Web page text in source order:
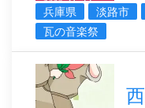
兵庫県 淡路市
瓦の音楽祭